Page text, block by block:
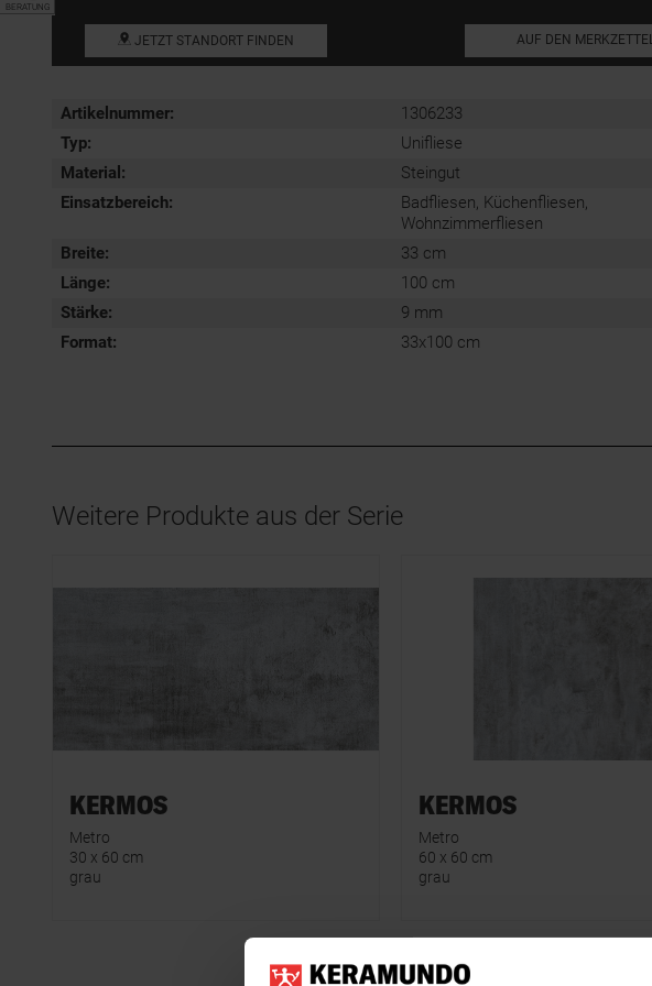
JETZT STANDORT FINDEN AUF DEN MERKZETTEL
Artikelnummer:
1306233
Typ:
Unifliese
Material:
Steingut
Einsatzbereich:
Badfliesen, Küchenfliesen,
Wohnzimmerfliesen
Breite:
33 cm
Länge:
100 cm
Stärke:
9 mm
Format: 33x100 cm
Weitere Produkte aus der Serie
KERMOS
Metro
30 x 60 cm
grau
KERMOS
Metro
60 x 60 cm
grau
BERATUNG